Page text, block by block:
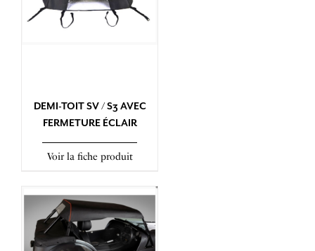
DEMI-TOIT SV / S3 AVEC
FERMETURE ÉCLAIR
Voir la fiche produit